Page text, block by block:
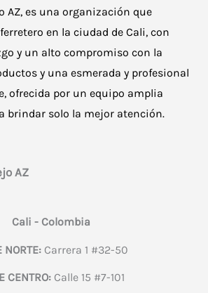
AZ, es una organización que
en la ciudad de Cali, con
y un alto compromiso con la
y una esmerada y profesional
ofrecida por un equipo amplia
brindar solo la mejor atención.
AZ
Cali - Colombia
NORTE:Carrera 1 #32-50
CENTRO: Calle 15 #7-101